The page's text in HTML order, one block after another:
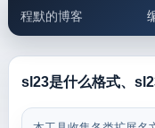
程默的博客
邮件工具
sl23是什么格式、